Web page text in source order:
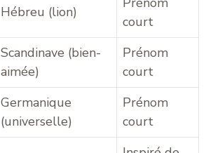
Hébreu (lion)
court
Scandinave (bien-
aimée)
Prénom
court
Germanique
(universelle)
Prénom
court